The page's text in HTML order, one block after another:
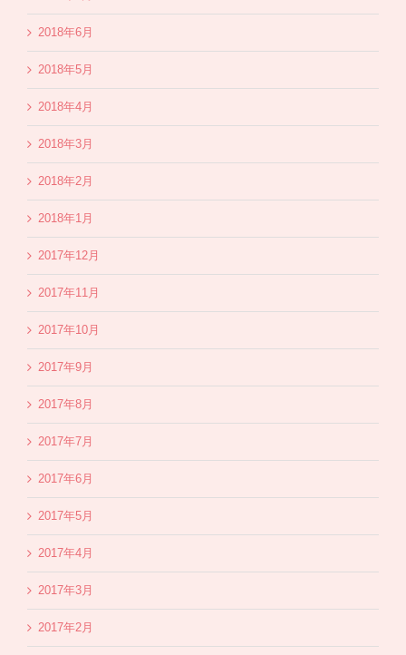
2018年6月
2018年5月
2018年4月
2018年3月
2018年2月
2018年1月
2017年12月
2017年11月
2017年10月
2017年9月
2017年8月
2017年7月
2017年6月
2017年5月
2017年4月
2017年3月
2017年2月